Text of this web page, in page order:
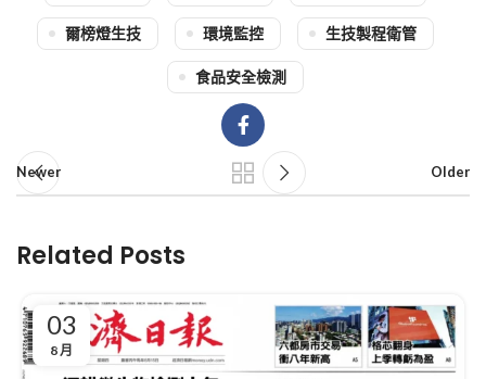
爾榜燈生技 環境監控 生技製程衛管
食品安全檢測
Newer Older
Related Posts
03
8 月